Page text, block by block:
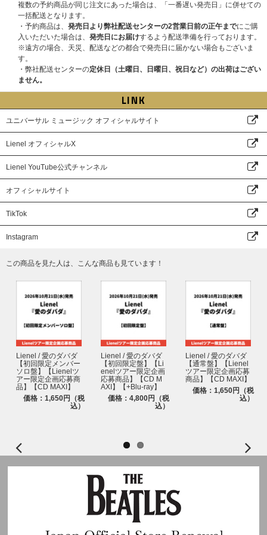
＜CD販売に関する注意事項＞
※イベントでの購入商品は、店舗別購入者特典対象外となります。
※イベント対象商品は、店舗キャンペーン及びポイント・キャンペーン対象
外となります。
※お買い上げいただきました商品はいかなる理由でも返品は一切お受けでき
ません。
複数の予約商品が同じ注文にあった場合は、「一番遅い発売日」に併せての
一括配送となります。
・予約商品は、 発売日より弊社配送センターの2営業日前の正午までにご購
入いただいた場合は、 発売日にお届けするよう配送準備を行っております。
※遠方の場合、天災、配送などの都合で発売日に届かない場合もございま
す。
・弊社配送センターの定休日（土曜日、日曜日、祝日など）の出荷はござい
ません。
LINK
ユニバーサル ミュージック オフィシャルサイト
Lienel オフィシャルX
Lienel YouTube公式チャンネル
オフィシャルサイト
TikTok
Instagram
この商品を見た人は、こんな商品も見ています！
Lienel / 愛のダバダ
【初回限定メンバー
ソロ盤】【Lienelツ
アー限定企画応募商
品】【CD MAXI】
価格：1,650円（税
込）
Lienel / 愛のダバダ
【初回限定盤】【Li
enelツアー限定企画
応募商品】【CD M
AXI】【+Blu-ray】
価格：4,800円（税
込）
Lienel / 愛のダバダ
【通常盤】【Lienel
ツアー限定企画応募
商品】【CD MAXI】
価格：1,650円（税
込）